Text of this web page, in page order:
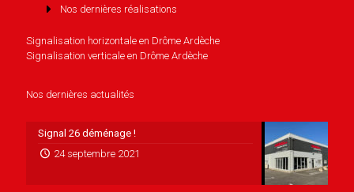
Nos dernières réalisations
Signalisation horizontale en Drôme Ardèche
Signalisation verticale en Drôme Ardèche
Nos dernières actualités
Signal 26 déménage !
24 septembre 2021